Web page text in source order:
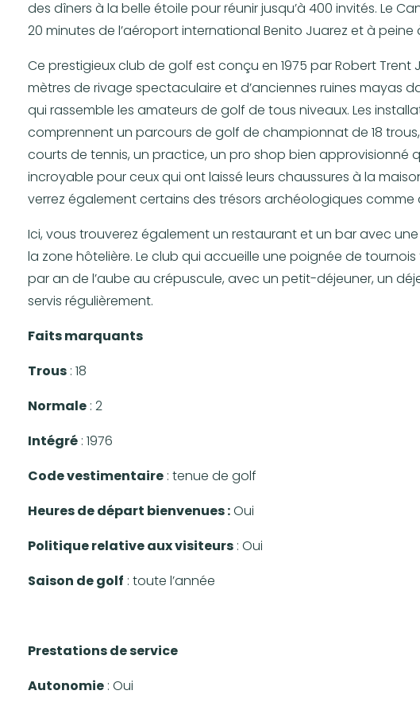
des dîners à la belle étoile pour réunir jusqu’à 400 invités. Le
20 minutes de l’aéroport international Benito Juarez et à
Ce prestigieux club de golf est conçu en 1975 par Robert Trent
mètres de rivage spectaculaire et d’anciennes ruines mayas
qui rassemble les amateurs de golf de tous niveaux. Les
comprennent un parcours de golf de championnat de 18
courts de tennis, un practice, un pro shop bien
incroyable pour ceux qui ont laissé leurs chaussures à la
verrez également certains des trésors archéologiques comme
Ici, vous trouverez également un restaurant et un bar avec
la zone hôtelière. Le club qui accueille une poignée de
par an de l’aube au crépuscule, avec un petit-déjeuner, un
servis régulièrement.
Faits marquants
Trous : 18
Normale : 2
Intégré : 1976
Code vestimentaire : tenue de golf
Heures de départ bienvenues :Oui
Politique relative aux visiteurs : Oui
Saison de golf : toute l’année
Prestations de service
Autonomie : Oui